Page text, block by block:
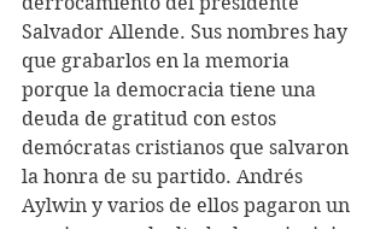
Salvador Allende. Sus nombres hay
que grabarlos en la memoria
porque la democracia tiene una
deuda de gratitud con estos
demócratas cristianos que salvaron
la honra de su partido. Andrés
Aylwin y varios de ellos pagaron un